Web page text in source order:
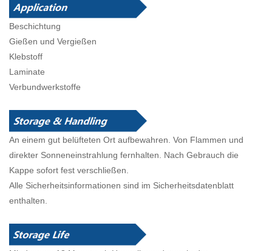
Beschichtung
Gießen und Vergießen
Klebstoff
Laminate
Verbundwerkstoffe
An einem gut belüfteten Ort aufbewahren. Von Flammen und
direkter Sonneneinstrahlung fernhalten. Nach Gebrauch die
Kappe sofort fest verschließen.
Alle Sicherheitsinformationen sind im Sicherheitsdatenblatt
enthalten.